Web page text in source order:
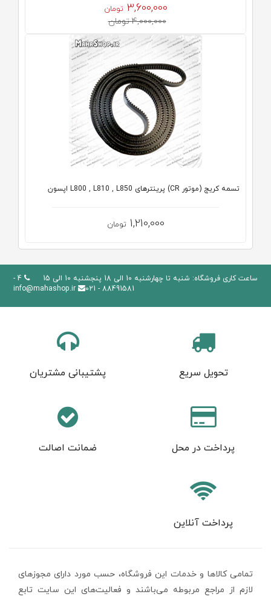
3,600,000 تومان
4,000,000 تومان
تسمه کریج (موتور CR) پرینترهای L800 , L810 , L850 اپسون
1,210,000 تومان
ساعت کاری فروشگاه: شنبه تا چهارشنبه 10 الی 18 پنجشنبه 10 الی 15
4 -
88491581 - 021
info@mahashop.ir
تحویل سریع پشتیبانی مشتریان
پرداخت در محل ضمانت اصالت
پرداخت آنلاین
تمامی كالاها و خدمات اين فروشگاه، حسب مورد دارای مجوزهای
لازم از مراجع مربوطه می‌باشند و فعاليت‌های اين سايت تابع